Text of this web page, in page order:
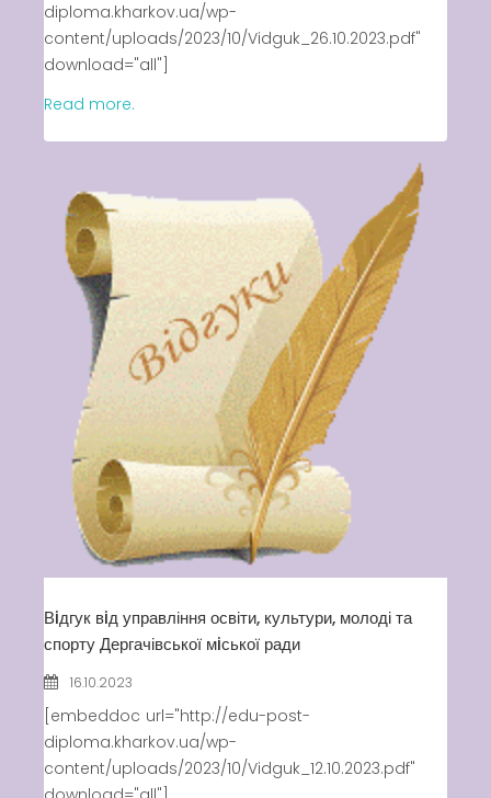
diploma.kharkov.ua/wp-
content/uploads/2023/10/Vidguk_26.10.2023.pdf"
download="all"]
Read more.
Вiдгук вiд управління освіти, культури, молоді та
спорту Дергачівської мiської ради
16.10.2023
[embeddoc url="http://edu-post-
diploma.kharkov.ua/wp-
content/uploads/2023/10/Vidguk_12.10.2023.pdf"